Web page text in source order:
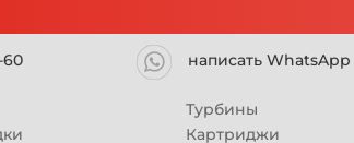
60 написать WhatsApp
Турбины
Картриджи